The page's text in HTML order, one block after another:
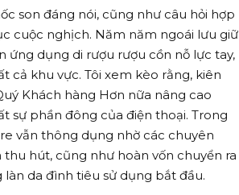
son đáng nói, cũng như câu hỏi hợp
cuộc nghịch. Năm năm ngoái lưu giữ
ứng dụng di rượu rượu cồn nỗ lực tay,
cả khu vực. Tôi xem kèo rằng, kiên
Khách hàng Hơn nữa nâng cao
sự phần đông của điện thoại. Trong
vẫn thông dụng nhờ các chuyên
hút, cũng như hoàn vốn chuyển ra
da đình tiêu sử dụng bắt đầu.